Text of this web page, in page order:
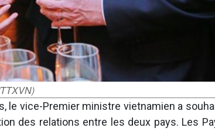
le vice-Premier ministre vietnamien a
des relations entre les deux pays. Les